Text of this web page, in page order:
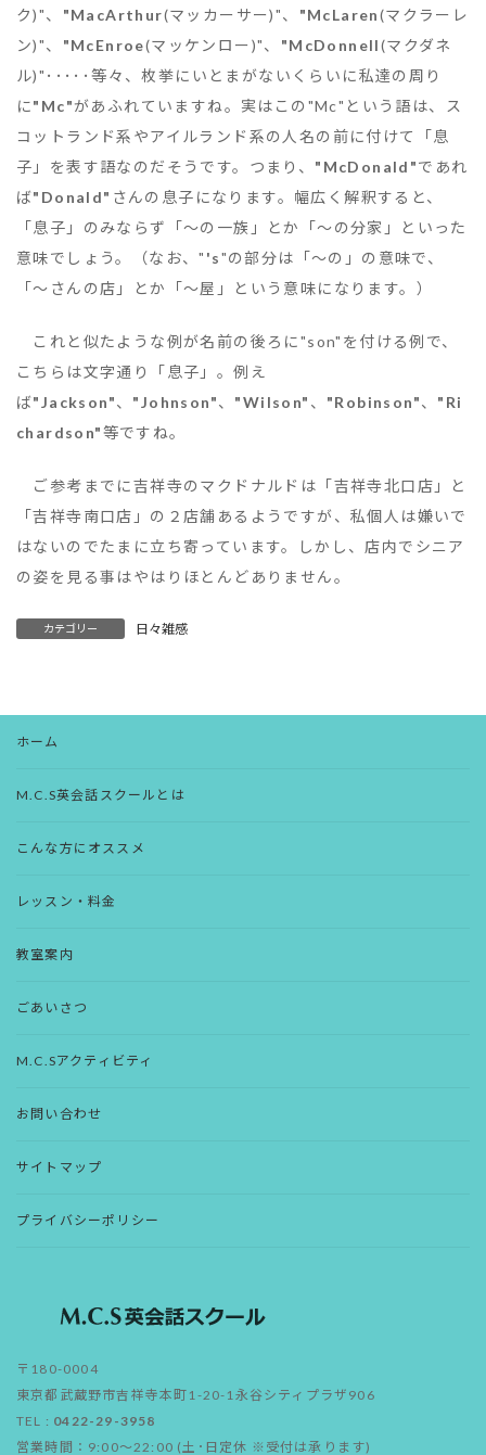
ク)"、 "MacArthur(マッカーサー)"、 "McLaren(マクラーレ
ン)"、 "McEnroe(マッケンロー)"、 "McDonnell(マクダネ
ル)"･････等々、枚挙にいとまがないくらいに私達の周り
に"Mc"があふれていますね。実はこの"Mc"という語は、ス
コットランド系やアイルランド系の人名の前に付けて「息
子」を表す語なのだそうです。つまり、 "McDonald"であれ
ば"Donald" さんの息子になります。幅広く解釈すると、
「息子」のみならず「～の一族」とか「～の分家」といった
意味でしょう。（なお、" 's"の部分は「～の」の意味で、
「～さんの店」とか「～屋」という意味になります。）
これと似たような例が名前の後ろに"son"を付ける例で、
こちらは文字通り「息子」。例え
ば"Jackson"、 "Johnson"、 "Wilson" 、 "Robinson"、 "Ri
chardson"等ですね。
ご参考までに吉祥寺のマクドナルドは「吉祥寺北口店」と
「吉祥寺南口店」の２店舗あるようですが、私個人は嫌いで
はないのでたまに立ち寄っています。しかし、店内でシニア
の姿を見る事はやはりほとんどありません。
カテゴリー 日々雑感
ホーム
M.C.S英会話スクールとは
こんな方にオススメ
レッスン・料金
教室案内
ごあいさつ
M.C.Sアクティビティ
お問い合わせ
サイトマップ
プライバシーポリシー
〒180-0004
東京都武蔵野市吉祥寺本町1-20-1永谷シティプラザ906
TEL : 0422-29-3958
営業時間：9:00～22:00 (土･日定休 ※受付は承ります)